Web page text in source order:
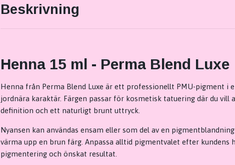
Beskrivning
Henna 15 ml - Perma Blend Luxe
Henna från Perma Blend Luxe är ett professionellt PMU-pigment i
jordnära karaktär. Färgen passar för kosmetisk tatuering där du vill
definition och ett naturligt brunt uttryck.
Nyansen kan användas ensam eller som del av en
värma upp en brun färg. Anpassa alltid pigmentvalet efter kundens
pigmentering och önskat resultat.